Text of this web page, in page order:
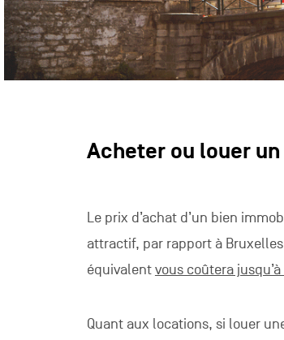
Acheter ou louer
Le prix d’achat d’un bien
attractif, par rapport à
équivalentvous coûtera
Quant aux locations, si louer